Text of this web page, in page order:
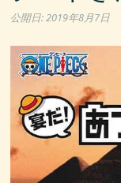
公開日:2019年8月7日